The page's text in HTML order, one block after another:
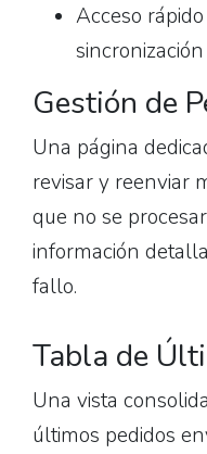
Acceso
Gestión de
Una página
revisar y reenviar
que no se
información
fallo.
Tabla de
Una vista
últimos pedidos